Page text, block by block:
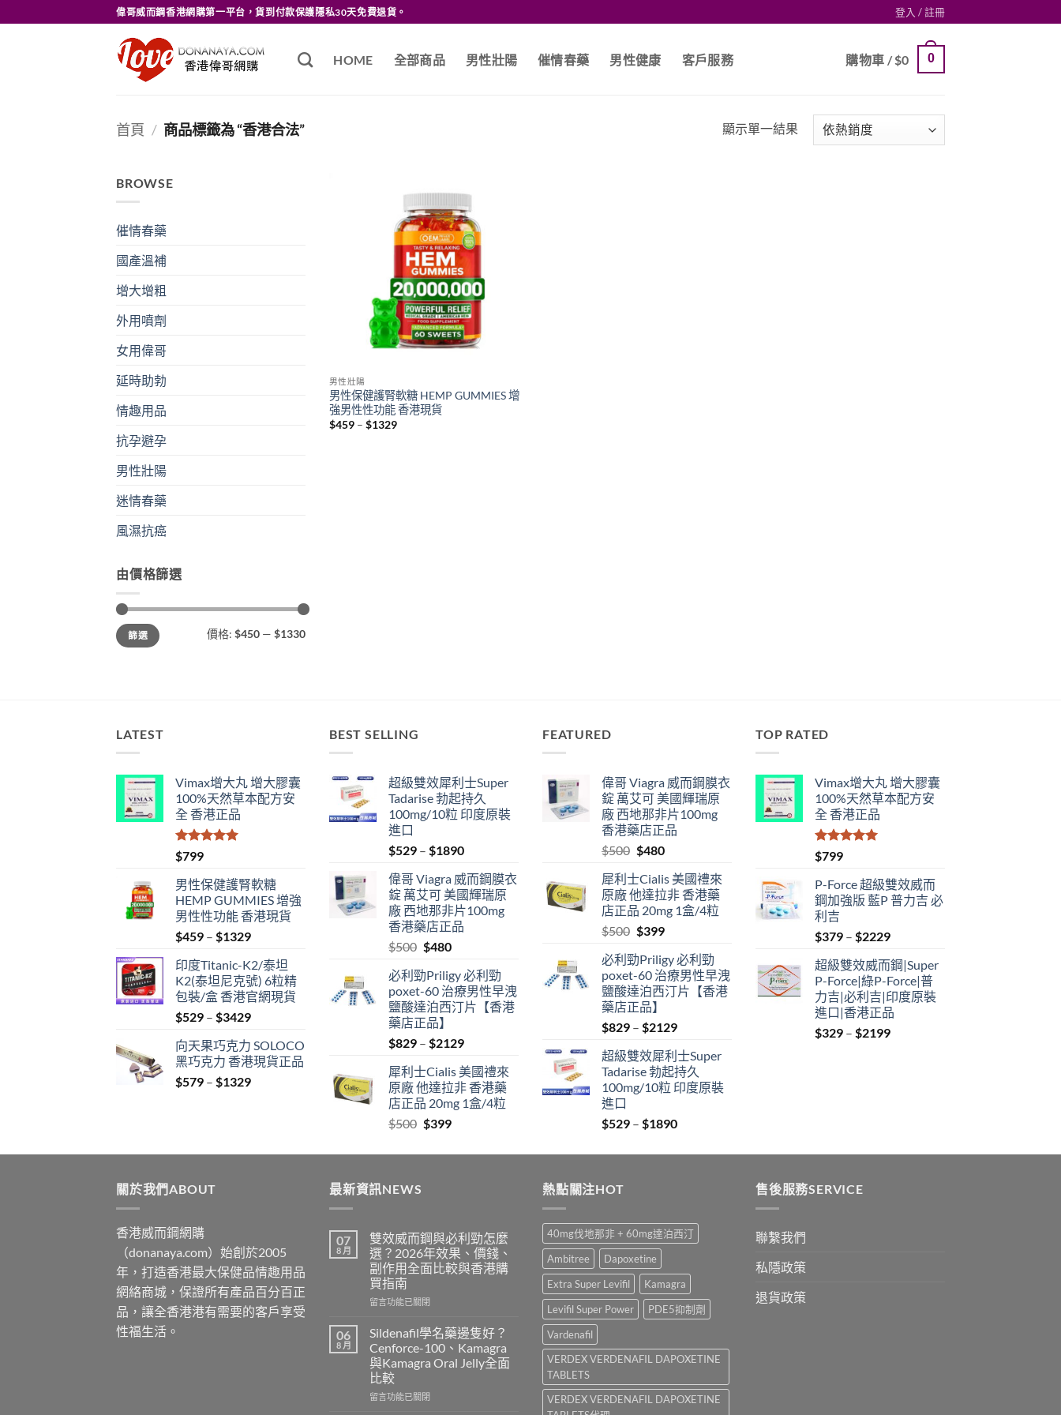
to
偉哥威而鋼香港網購第一平台，貨到付款保護隱私30天免費退貨。 登入 / 註冊
HOME 全部商品 男性壯陽 催情春藥 男性健康 客戶服務 購物車 /$0 0
首頁 / 商品標籤為 “香港合法” 顯示單一結果
BROWSE
催情春藥
國產溫補
增大增粗
外用噴劑
女用偉哥
延時助勃
情趣用品
抗孕避孕
男性壯陽
迷情春藥
風濕抗癌
由價格篩選
最
低
價
最
高
價
篩選 價格: $450 — $1330
男性壯陽
男性保健護腎軟糖 HEMP GUMMIES 增
強男性性功能 香港現貨
$459 – $1329Price
LATEST
Vimax增大丸 增大膠囊
100%天然草本配方安
全 香港正品
評分
滿分 5
$799
男性保健護腎軟糖
HEMP GUMMIES 增強
男性性功能 香港現貨
$459 – $1329Price
$459
through
$1329
印度Titanic-K2/泰坦
K2(泰坦尼克號) 6粒精
包裝/盒 香港官網現貨
$529 – $3429Price
$529
through
$3429
向天果巧克力 SOLOCO
黑巧克力 香港現貨正品
$579 – $1329Price
BEST SELLING
超級雙效犀利士Super
Tadarise 勃起持久
100mg/10粒 印度原裝
進口
$529 – $1890Price
$529
through
$1890
偉哥 Viagra 威而鋼膜衣
錠 萬艾可 美國輝瑞原
廠 西地那非片100mg
香港藥店正品
$500 Original
was:
$500.
$480Current
is:
$480.
必利勁Priligy 必利勁
poxet-60 治療男性早洩
鹽酸達泊西汀片【香港
藥店正品】
$829 – $2129Price
$829
through
$2129
犀利士Cialis 美國禮來
原廠 他達拉非 香港藥
店正品 20mg 1盒/4粒
$500 Original
was:
$399Current
is:
FEATURED
偉哥 Viagra 威而鋼膜衣
錠 萬艾可 美國輝瑞原
廠 西地那非片100mg
香港藥店正品
$500 Original
was:
$500.
$480Current
is:
$480.
犀利士Cialis 美國禮來
原廠 他達拉非 香港藥
店正品 20mg 1盒/4粒
$500 Original
was:
$500.
$399Current
is:
$399.
必利勁Priligy 必利勁
poxet-60 治療男性早洩
鹽酸達泊西汀片【香港
藥店正品】
$829 – $2129Price
$829
through
$2129
超級雙效犀利士Super
Tadarise 勃起持久
100mg/10粒 印度原裝
進口
$529 – $1890Price
$529
TOP RATED
Vimax增大丸 增大膠囊
100%天然草本配方安
全 香港正品
評分
滿分 5
$799
P-Force 超級雙效威而
鋼加強版 藍P 普力吉 必
利吉
$379 – $2229Price
$379
through
$2229
超級雙效威而鋼|Super
P-Force|綠P-Force|普
力吉|必利吉|印度原裝
進口|香港正品
$329 – $2199Price
關於我們ABOUT
香港威而鋼網購
（donanaya.com）始創於2005
年，打造香港最大保健品情趣用品
網絡商城，保證所有產品百分百正
品，讓全香港港有需要的客戶享受
性福生活。
最新資訊NEWS
07
8 月
雙效威而鋼與必利勁怎麼
選？2026年效果、價錢、
副作用全面比較與香港購
買指南
在
效
威
而
鋼
與
必
留言功能已關閉
06
8 月
Sildenafil學名藥邊隻好？
Cenforce-100、Kamagra
與Kamagra Oral Jelly全面
比較
在
留言功能已關閉
熱點關注HOT
40mg伐地那非 + 60mg達泊西汀
Ambitree
Dapoxetine
Extra Super Levifil
Kamagra
Levifil Super Power
PDE5抑制劑
Vardenafil
VERDEX VERDENAFIL DAPOXETINE
TABLETS
VERDEX VERDENAFIL DAPOXETINE
售後服務SERVICE
聯繫我們
私隱政策
退貨政策